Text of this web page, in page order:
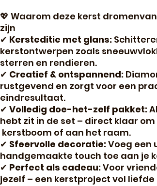
💖 Waarom deze kerst
zijn
✔ Kersteditie met glans:
kerstontwerpen zoals
sterren en rendieren.
✔ Creatief & ontspannend:
rustgevend en zorgt voor een
eindresultaat.
✔ Volledig doe-het-zelf pakket:
hebt zit in de set – direct klaar
kerstboom of aan het raam.
✔ Sfeervolle decoratie:Voeg een
handgemaakte touch toe aan je
✔ Perfect als cadeau:Voor
jezelf – een kerstproject vol liefde